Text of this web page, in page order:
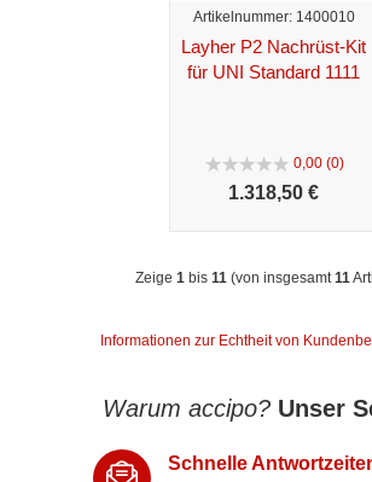
Artikelnummer: 1400010
Layher P2 Nachrüst-Kit
für UNI Standard 1111
0,00 (0)
1.318,50 €
Zeige 1 bis 11 (von insgesamt 11
Informationen zur Echtheit von
Warum accipo? Unser
Schnelle